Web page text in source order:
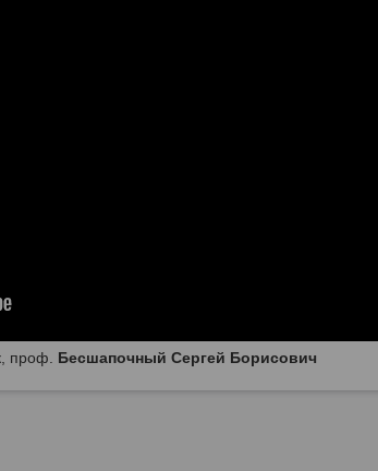
проф. Бесшапочный Сергей Борисович